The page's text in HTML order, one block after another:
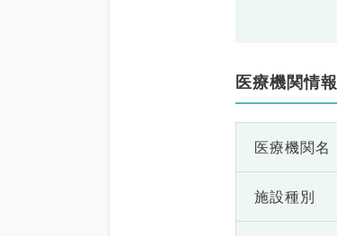
医療機関情報
医療機関名
施設種別